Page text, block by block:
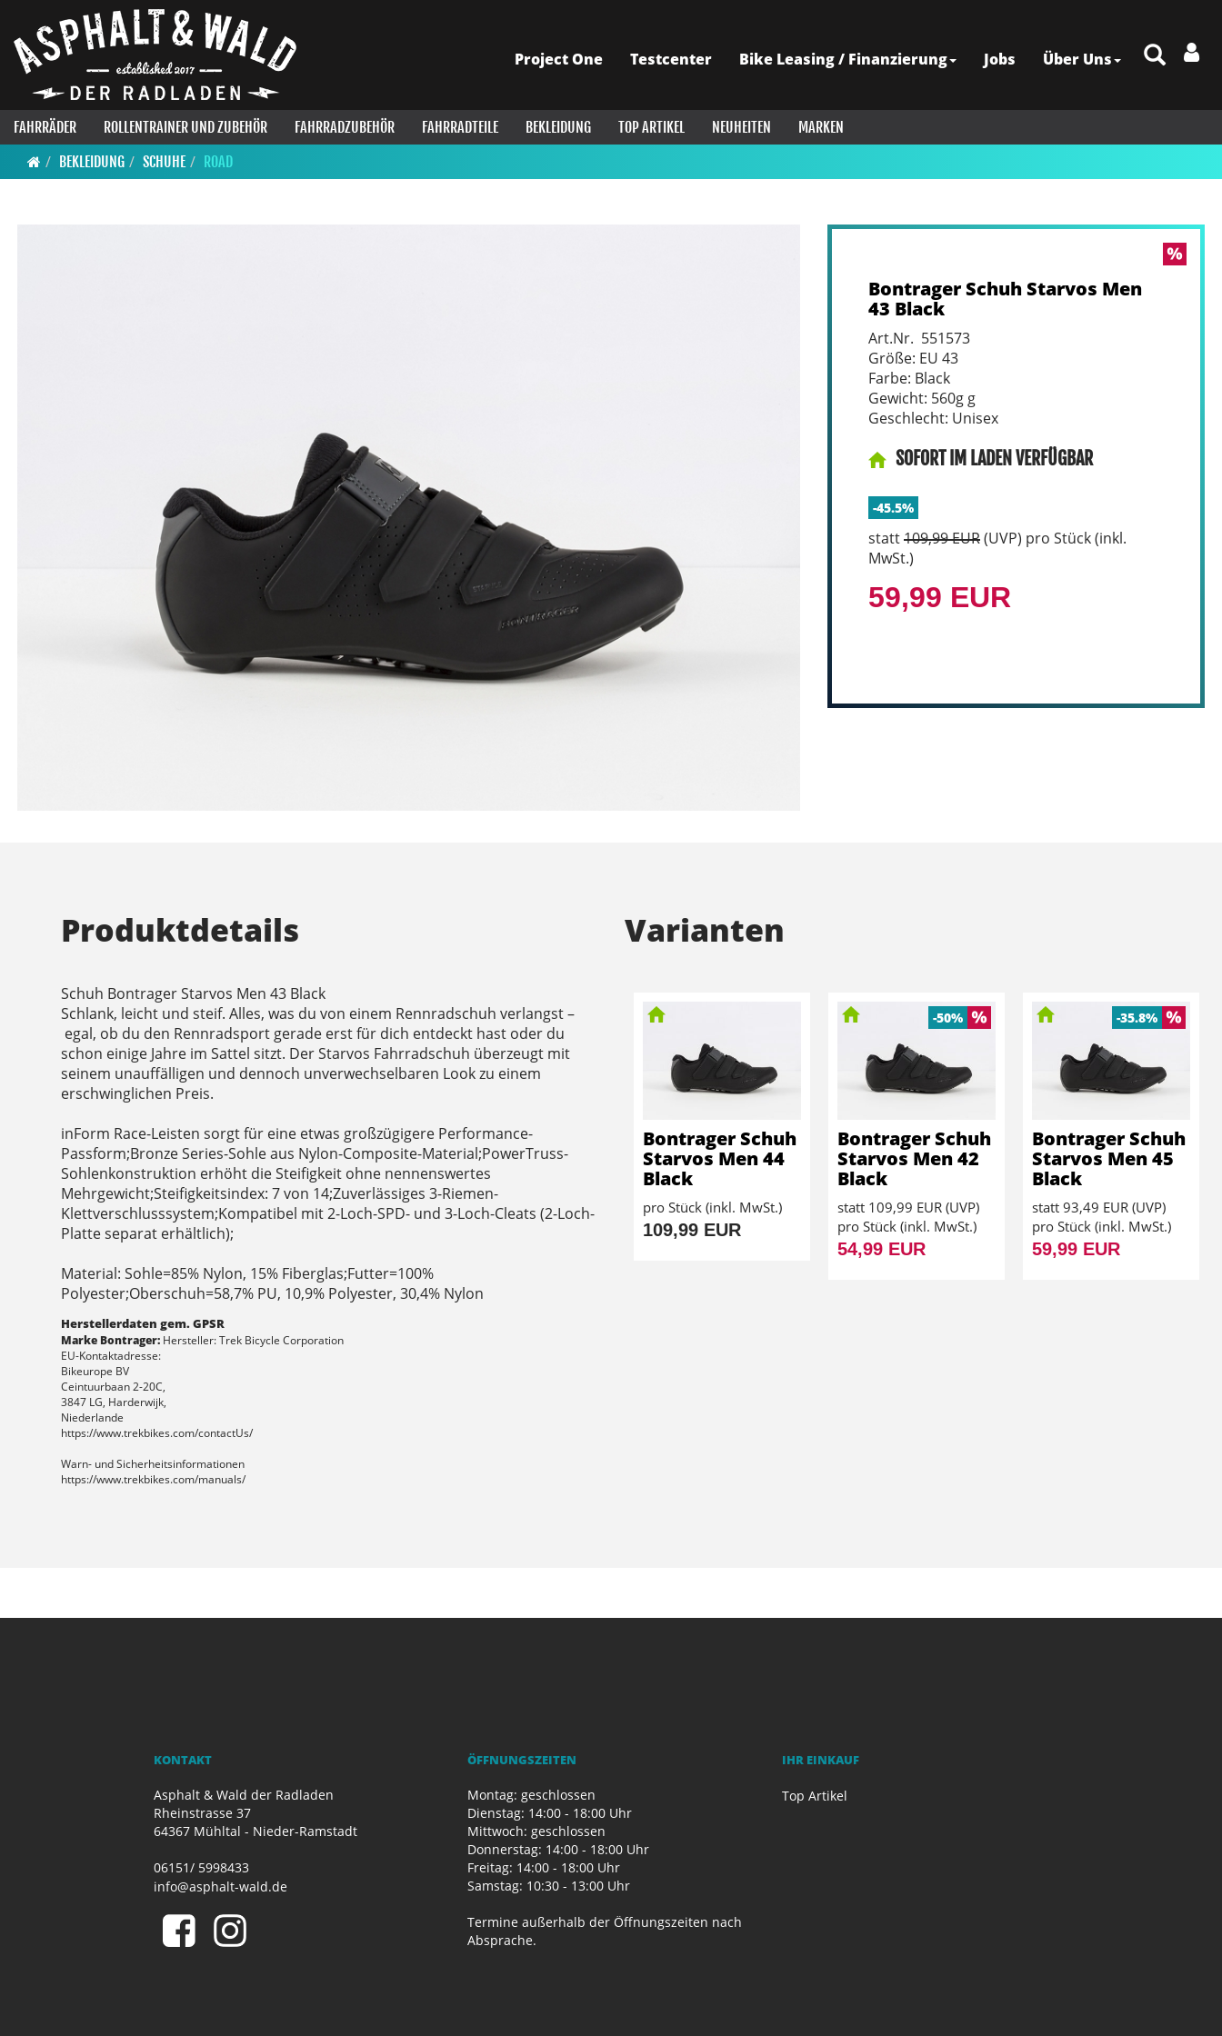
Project One Testcenter Bike Leasing / Finanzierung Jobs Über Uns
FAHRRÄDER ROLLENTRAINER UND ZUBEHÖR FAHRRADZUBEHÖR FAHRRADTEILE BEKLEIDUNG TOP ARTIKEL NEUHEITEN
MARKEN
BEKLEIDUNG
SCHUHE ROAD
Bontrager Schuh Starvos Men
43 Black
Art.Nr. 551573
Größe: EU 43
Farbe: Black
Gewicht: 560g g
Geschlecht: Unisex
SOFORT IM LADEN VERFÜGBAR
-45.5%
statt109,99 EUR(UVP) pro Stück (inkl.
MwSt.)
59,99 EUR
Produktdetails
Schuh Bontrager Starvos Men 43 Black
Schlank, leicht und steif. Alles, was du von einem Rennradschuh verlangst –
egal, ob du den Rennradsport gerade erst für dich entdeckt hast oder du
schon einige Jahre im Sattel sitzt. Der Starvos Fahrradschuh überzeugt mit
seinem unauffälligen und dennoch unverwechselbaren Look zu einem
erschwinglichen Preis.
inForm Race-Leisten sorgt für eine etwas großzügigere Performance-
Passform;Bronze Series-Sohle aus Nylon-Composite-Material;PowerTruss-
Sohlenkonstruktion erhöht die Steifigkeit ohne nennenswertes
Mehrgewicht;Steifigkeitsindex: 7 von 14;Zuverlässiges 3-Riemen-
Klettverschlusssystem;Kompatibel mit 2-Loch-SPD- und 3-Loch-Cleats (2-Loch-
Platte separat erhältlich);
Material: Sohle=85% Nylon, 15% Fiberglas;Futter=100%
Polyester;Oberschuh=58,7% PU, 10,9% Polyester, 30,4% Nylon
Herstellerdaten gem. GPSR
Marke Bontrager: Hersteller: Trek Bicycle Corporation
EU-Kontaktadresse:
Bikeurope BV
Ceintuurbaan 2-20C,
3847 LG, Harderwijk,
Niederlande
https://www.trekbikes.com/contactUs/
Warn- und Sicherheitsinformationen
https://www.trekbikes.com/manuals/
Varianten
Bontrager Schuh
Starvos Men 44
Black
pro Stück (inkl. MwSt.)
109,99 EUR
-50%
Bontrager Schuh
Starvos Men 42
Black
statt 109,99 EUR (UVP)
pro Stück (inkl. MwSt.)
54,99 EUR
-35.8%
Bontrager Schuh
Starvos Men 45
Black
statt 93,49 EUR (UVP)
pro Stück (inkl. MwSt.)
59,99 EUR
KONTAKT
Asphalt & Wald der Radladen
Rheinstrasse 37
64367 Mühltal - Nieder-Ramstadt
06151/ 5998433
info@asphalt-wald.de
ÖFFNUNGSZEITEN
Montag: geschlossen
Dienstag: 14:00 - 18:00 Uhr
Mittwoch: geschlossen
Donnerstag: 14:00 - 18:00 Uhr
Freitag: 14:00 - 18:00 Uhr
Samstag: 10:30 - 13:00 Uhr
Termine außerhalb der Öffnungszeiten nach
Absprache.
IHR EINKAUF
Top Artikel